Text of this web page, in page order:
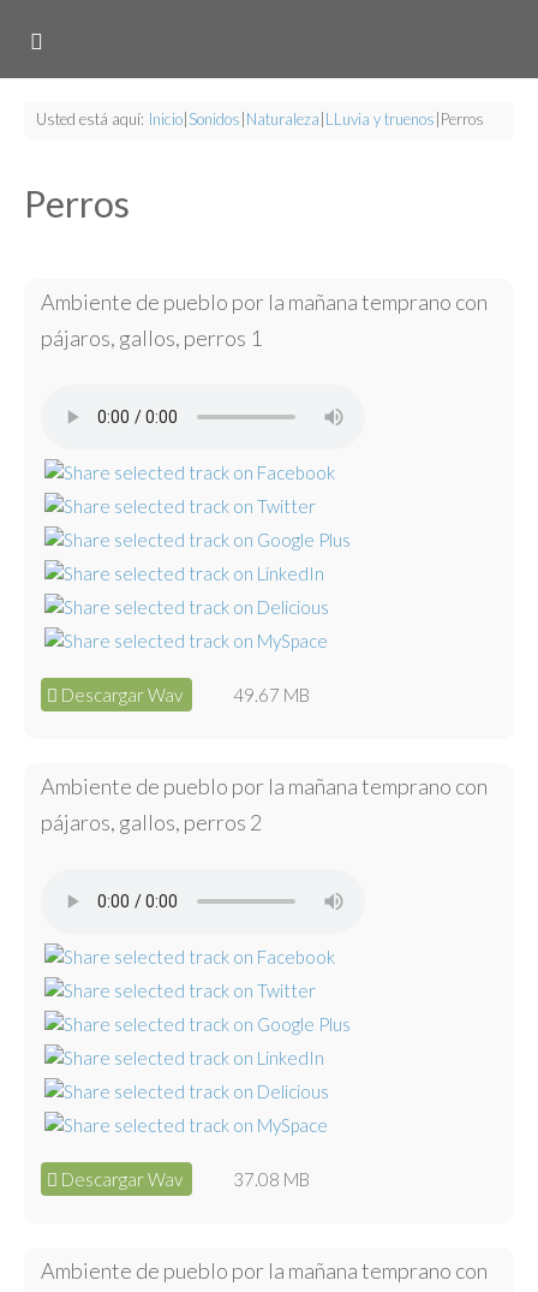
Usted está aquí: Inicio Sonidos Naturaleza LLuvia y truenos Perros
Perros
Ambiente de pueblo por la mañana temprano con
pájaros, gallos, perros 1
Descargar Wav 49.67 MB
Ambiente de pueblo por la mañana temprano con
pájaros, gallos, perros 2
Descargar Wav 37.08 MB
Ambiente de pueblo por la mañana temprano con